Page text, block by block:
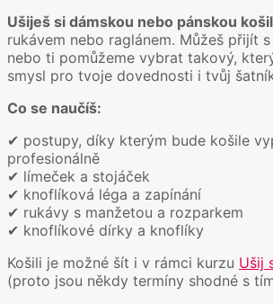
Ušiješ si dámskou nebo pánskou
rukávem nebo raglánem. Můžeš přijít
nebo ti pomůžeme vybrat takový,
smysl pro tvoje dovednosti i tvůj
Co se naučíš:
✔︎ postupy, díky kterým bude košile
profesionálně
✔︎ límeček a stojáček
✔︎ knoflíková léga a zapínání
✔︎ rukávy s manžetou a rozparkem
✔︎ knoflíkové dírky a knoflíky
Košili je možné šít i v rámci kurzu Ušij
(proto jsou někdy termíny shodné s